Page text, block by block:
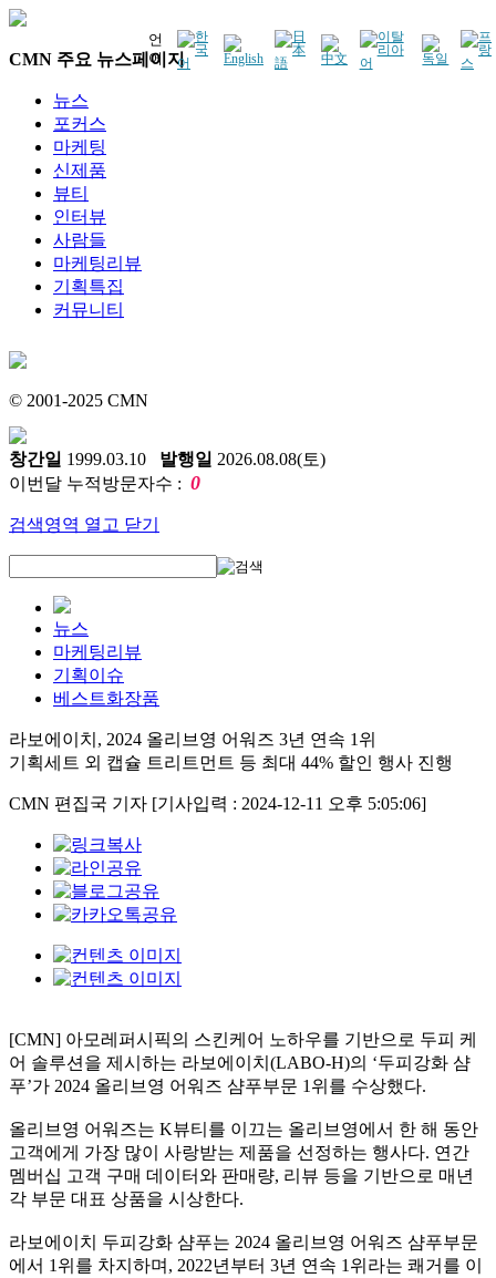
언
어
CMN 주요 뉴스페이지
뉴스
포커스
마케팅
신제품
뷰티
인터뷰
사람들
마케팅리뷰
기획특집
커뮤니티
© 2001-2025 CMN
창간일 1999.03.10 발행일 2026.08.08(토)
이번달 누적방문자수 : 0
검색영역 열고 닫기
뉴스
마케팅리뷰
기획이슈
베스트화장품
라보에이치, 2024 올리브영 어워즈 3년 연속 1위
기획세트 외 캡슐 트리트먼트 등 최대 44% 할인 행사 진행
CMN 편집국 기자 [기사입력 : 2024-12-11 오후 5:05:06]
[CMN] 아모레퍼시픽의 스킨케어 노하우를 기반으로 두피 케
어 솔루션을 제시하는 라보에이치(LABO-H)의 ‘두피강화 샴
푸’가 2024 올리브영 어워즈 샴푸부문 1위를 수상했다.
올리브영 어워즈는 K뷰티를 이끄는 올리브영에서 한 해 동안
고객에게 가장 많이 사랑받는 제품을 선정하는 행사다. 연간
멤버십 고객 구매 데이터와 판매량, 리뷰 등을 기반으로 매년
각 부문 대표 상품을 시상한다.
라보에이치 두피강화 샴푸는 2024 올리브영 어워즈 샴푸부문
에서 1위를 차지하며, 2022년부터 3년 연속 1위라는 쾌거를 이